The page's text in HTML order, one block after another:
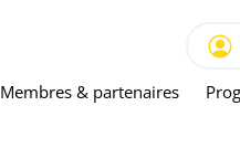
Membres & partenaires